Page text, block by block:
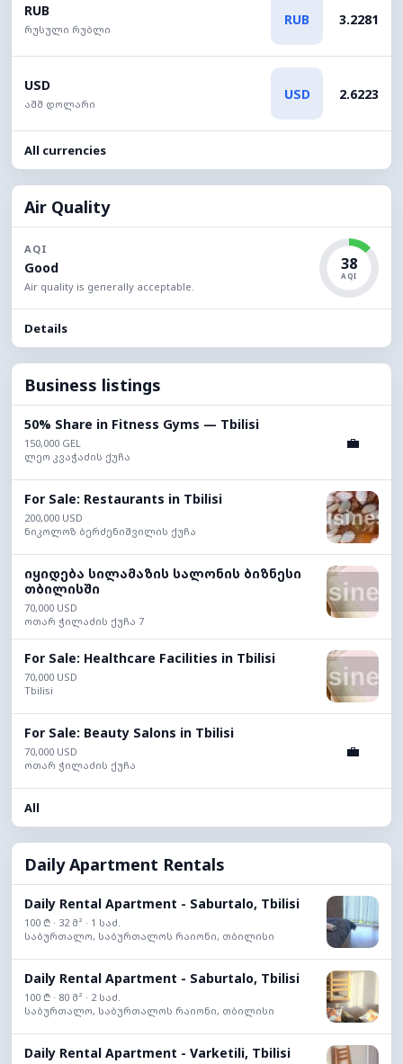
RUB
რუსული რუბლი
RUB 3.2281
USD
აშშ დოლარი
USD 2.6223
All currencies
Air Quality
AQI
Good
Air quality is generally acceptable.
38
AQI
Details
Business listings
50% Share in Fitness Gyms — Tbilisi
150,000 GEL
ლეო კვაჭაძის ქუჩა
💼
For Sale: Restaurants in Tbilisi
200,000 USD
ნიკოლოზ ბერძენიშვილის ქუჩა
იყიდება სილამაზის სალონის ბიზნესი
თბილისში
70,000 USD
ოთარ ჭილაძის ქუჩა 7
For Sale: Healthcare Facilities in Tbilisi
70,000 USD
Tbilisi
For Sale: Beauty Salons in Tbilisi
70,000 USD
ოთარ ჭილაძის ქუჩა
💼
All
Daily Apartment Rentals
Daily Rental Apartment - Saburtalo, Tbilisi
100 ₾ · 32 მ² · 1 საძ.
საბურთალო, საბურთალოს რაიონი, თბილისი
Daily Rental Apartment - Saburtalo, Tbilisi
100 ₾ · 80 მ² · 2 საძ.
საბურთალო, საბურთალოს რაიონი, თბილისი
Daily Rental Apartment - Varketili, Tbilisi